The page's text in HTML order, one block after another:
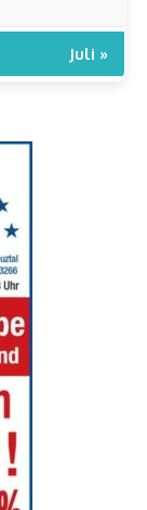
Juli »